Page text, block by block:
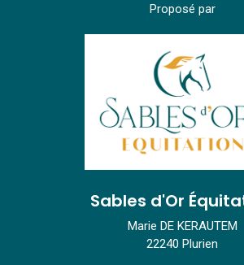
Proposé par
Sables d'Or
Marie DE KERAUTEM
22240 Plurien